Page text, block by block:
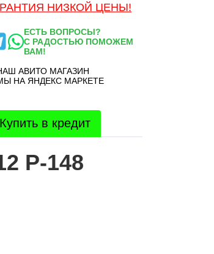
НИЗКОЙ ЦЕНЫ!
ЕСТЬ ВОПРОСЫ?
С РАДОСТЬЮ ПОМОЖЕМ
ВАМ!
Купить в кредит
P-148